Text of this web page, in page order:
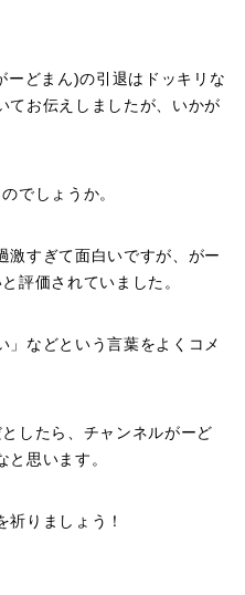
ーどまん)の引退はドッキリな
てお伝えしましたが、いかが
でしょうか。
激すぎて面白いですが、がー
評価されていました。
」などという言葉をよくコメ
したら、チャンネルがーど
と思います。
祈りましょう！